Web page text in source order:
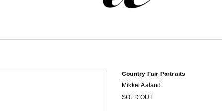
Country Fair Portraits
Mikkel Aaland
SOLD OUT